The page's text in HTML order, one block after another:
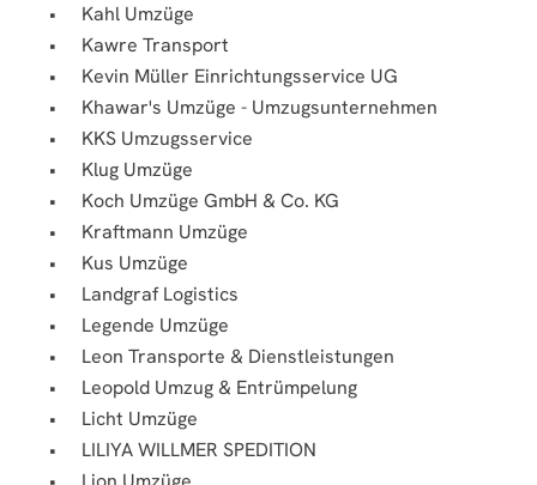
Kahl Umzüge
Kawre Transport
Kevin Müller Einrichtungsservice UG
Khawar's Umzüge - Umzugsunternehmen
KKS Umzugsservice
Klug Umzüge
Koch Umzüge GmbH & Co. KG
Kraftmann Umzüge
Kus Umzüge
Landgraf Logistics
Legende Umzüge
Leon Transporte & Dienstleistungen
Leopold Umzug & Entrümpelung
Licht Umzüge
LILIYA WILLMER SPEDITION